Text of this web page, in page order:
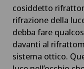
cosiddetto
rifrazione della
debba fare
davanti al
sistema ottico.